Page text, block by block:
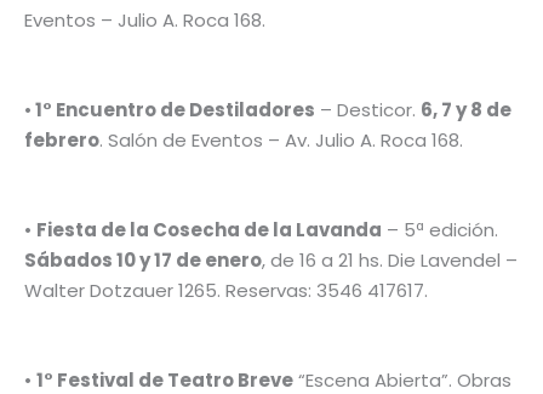
Eventos – Julio A. Roca 168.
•1° Encuentro de Destiladores – Desticor. 6, 7 y 8 de
febrero. Salón de Eventos – Av. Julio A. Roca 168.
• Fiesta de la Cosecha de la Lavanda – 5ª edición.
Sábados 10 y 17 de enero, de 16 a 21 hs. Die Lavendel –
Walter Dotzauer 1265. Reservas: 3546 417617.
• 1° Festival de Teatro Breve“Escena Abierta”. Obras